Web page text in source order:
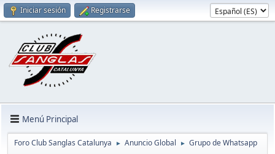
Iniciar sesión Registrarse
Menú Principal
Foro Club Sanglas Catalunya ► Anuncio Global ► Grupo de Whatsapp